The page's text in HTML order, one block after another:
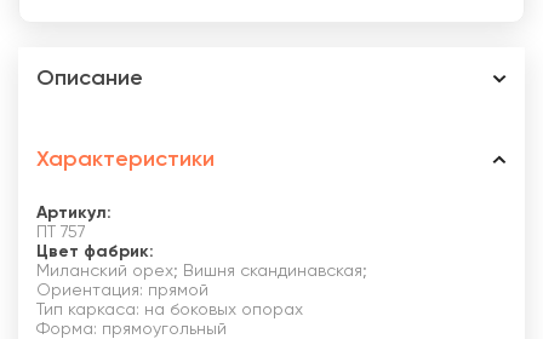
Описание
Характеристики
Артикул:
ПТ 757
Цвет фабрик:
Миланский орех; Вишня скандинавская;
Ориентация: прямой
Тип каркаса: на боковых опорах
Форма: прямоугольный